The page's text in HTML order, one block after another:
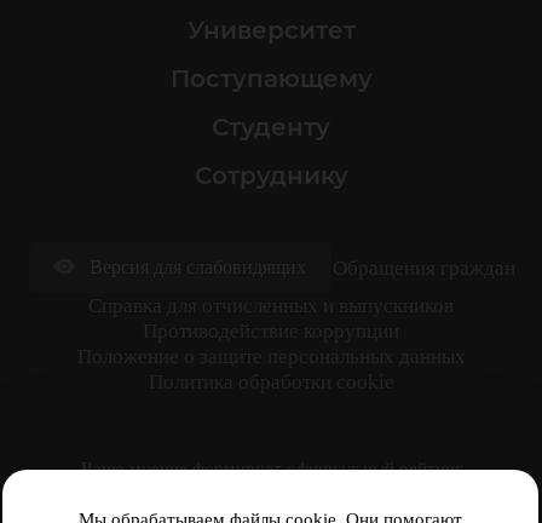
Университет
Поступающему
Студенту
Сотруднику
Ваше мнение формирует официальный рейтинг